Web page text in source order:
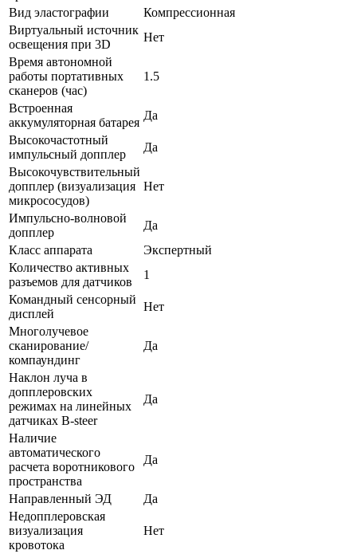
Вид эластографии
Компрессионная
Виртуальный источник
освещения при 3D
Нет
Время автономной
работы портативных
сканеров (час)
1.5
Встроенная
аккумуляторная батарея
Да
Высокочастотный
импульсный допплер
Да
Высокочувствительный
допплер (визуализация
микрососудов)
Нет
Импульсно-волновой
допплер
Да
Класс аппарата
Экспертный
Количество активных
разъемов для датчиков
1
Командный сенсорный
дисплей
Нет
Многолучевое
сканирование/
компаундинг
Да
Наклон луча в
допплеровских
режимах на линейных
датчиках B-steer
Да
Наличие
автоматического
расчета воротникового
пространства
Да
Направленный ЭД
Да
Недопплеровская
визуализация
кровотока
Нет